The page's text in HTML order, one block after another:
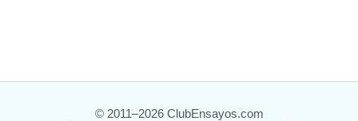
© 2011–2026 ClubEnsayos.com